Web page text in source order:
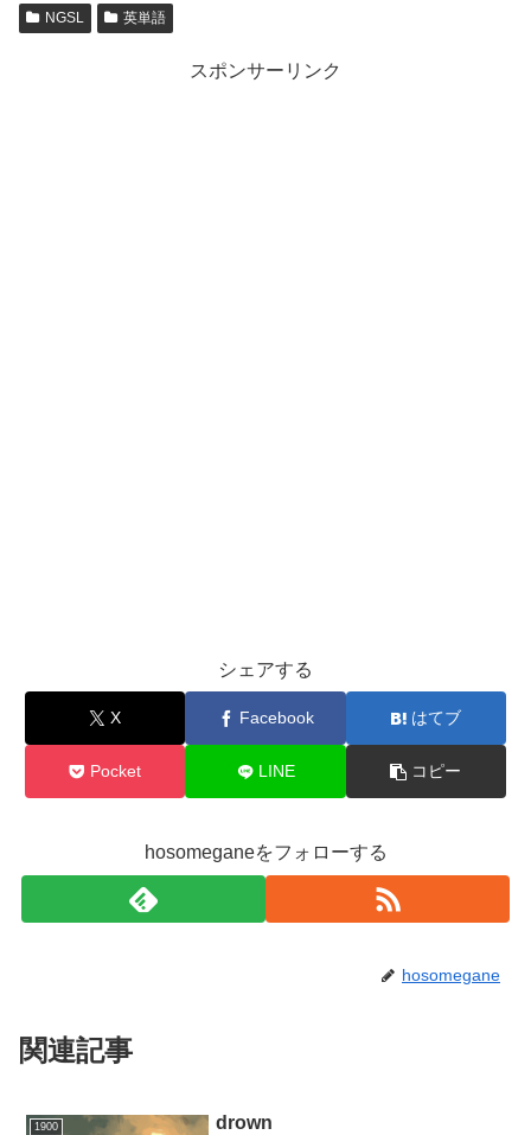
NGSL 英単語
スポンサーリンク
シェアする
X Facebook はてブ
Pocket LINE コピー
hosomeganeをフォローする
hosomegane
関連記事
1900 drown